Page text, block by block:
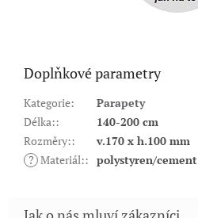
Doplňkové parametry
Kategorie:
Parapety
Délka::
140-200 cm
Rozměry::
v.170 x h.100 mm
? Materiál:: polystyren/cement